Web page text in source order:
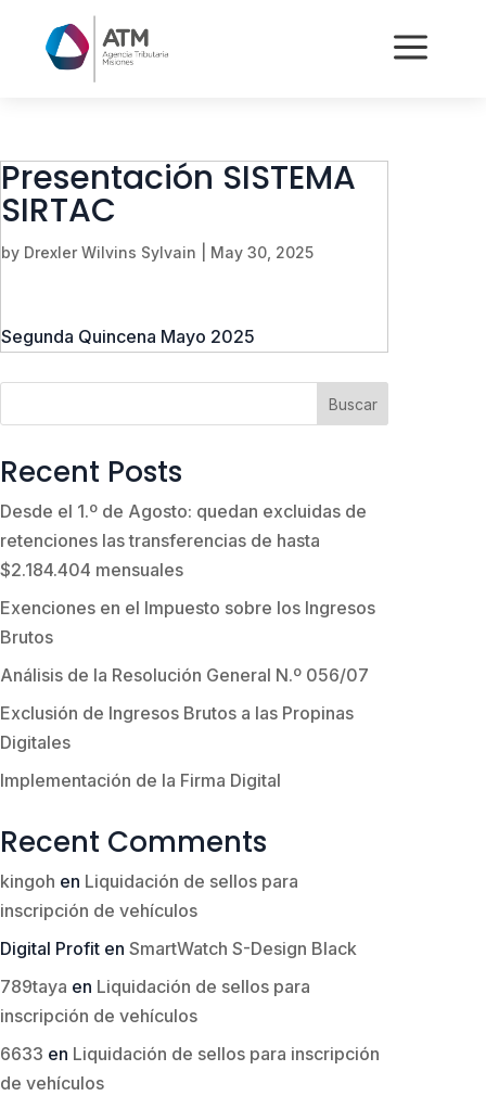
a
Presentación SISTEMA
SIRTAC
by Drexler Wilvins Sylvain May 30, 2025
Segunda Quincena Mayo 2025
Buscar
Recent Posts
Desde el 1.º de Agosto: quedan excluidas de
retenciones las transferencias de hasta
$2.184.404 mensuales
Exenciones en el Impuesto sobre los Ingresos
Brutos
Análisis de la Resolución General N.º 056/07
Exclusión de Ingresos Brutos a las Propinas
Digitales
Implementación de la Firma Digital
Recent Comments
kingoh en Liquidación de sellos para
inscripción de vehículos
Digital Profit en SmartWatch S-Design Black
789taya en Liquidación de sellos para
inscripción de vehículos
6633 en Liquidación de sellos para inscripción
de vehículos